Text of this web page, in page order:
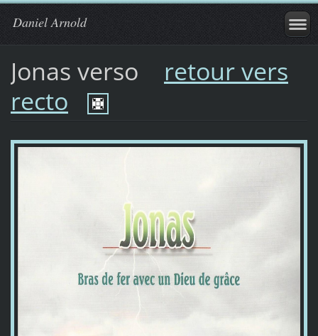
Daniel Arnold
Jonas verso retour vers
recto